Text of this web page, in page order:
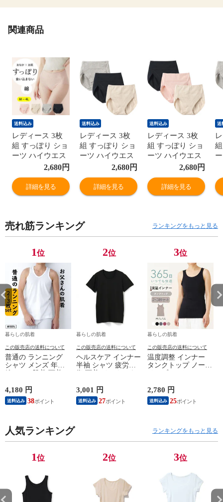
関連商品
送料込み
レディース 3枚
組 すっぽり ショ
ーツ ハイウエス
ト 綿 コットン
ップアップ 深ば
き レギュラー 女
2,680円
詳細を見る
送料込み
レディース 3枚
組 すっぽり ショ
ーツ ハイウエス
ト 綿 コットン
ップアップ 深ば
き レギュラー 女
2,680円
詳細を見る
送料込み
レディース 3枚
組 すっぽり ショ
ーツ ハイウエス
ト 綿 コットン
ップアップ 深ば
き レギュラー 女
2,680円
詳細を見る
送
売れ筋ランキング ランキングをもっと見る
1位
暮らしの肌着
この販売店の送料について
普通の ランニング
シャツ メンズ 年間
綿100 % 肌着 下着 U
ンクトップ ノースリ
ーブ インナー 紳士
男性 シニア 抗菌 防
4,180 円
送料込み 38
2位
暮らしの肌着
この販売店の送料について
ヘルスケア インナー
半袖 シャツ 疲労回
復 下着 インナーウ
外線 疲労軽減 ボデ
ィケア 健康 プレゼ
ント ギフト ヘルス
3,001 円
送料込み 27
3位
暮らしの肌着
この販売店の送料について
温度調整 インナー
タンクトップ ノース
リーブ レディース
オフホワイト/ブラウ
ン/ブラック/チャコ
ールグレー/ピンク
2,780 円
送料込み 25
人気ランキング ランキングをもっと見る
1位 2位 3位